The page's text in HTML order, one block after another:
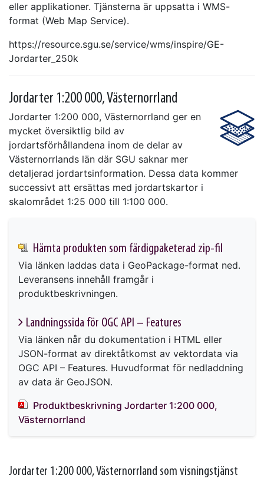
eller applikationer. Tjänsterna är uppsatta i WMS-
format (Web Map Service).
https://resource.sgu.se/service/wms/inspire/GE-
Jordarter_250k
Jordarter 1:200 000, Västernorrland
Jordarter 1:200 000, Västernorrland ger en
mycket översiktlig bild av
jordartsförhållandena inom de delar av
Västernorrlands län där SGU saknar mer
detaljerad jordartsinformation. Dessa data kommer
successivt att ersättas med jordartskartor i
skalområdet 1:25 000 till 1:100 000.
Hämta produkten som färdigpaketerad zip-fil
Via länken laddas data i GeoPackage-format ned.
Leveransens innehåll framgår i
produktbeskrivningen.
Landningssida för OGC API – Features
Via länken når du dokumentation i HTML eller
JSON-format av direktåtkomst av vektordata via
OGC API – Features. Huvudformat för nedladdning
av data är GeoJSON.
Produktbeskrivning Jordarter 1:200 000,
Västernorrland
Jordarter 1:200 000, Västernorrland som visningstjänst